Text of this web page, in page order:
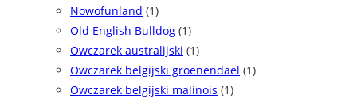
Nowofunland (1)
Old English Bulldog (1)
Owczarek australijski (1)
Owczarek belgijski groenendael (1)
Owczarek belgijski malinois (1)